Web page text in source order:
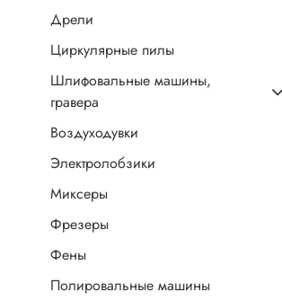
Дрели
Циркулярные пилы
Шлифовальные машины,
гравера
Воздуходувки
Электролобзики
Миксеры
Фрезеры
Фены
Полировальные машины